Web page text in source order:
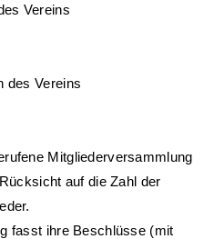
Vereins
des Vereins
Mitgliederversammlung
auf die Zahl der
fasst ihre Beschlüsse (mit